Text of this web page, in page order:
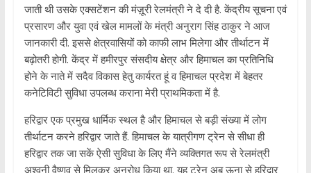
जाती थी उसके एक्सटेंशन की मंज़ूरी रेलमंत्री ने दे दी है. केंद्रीय सूचना एवं
प्रसारण और युवा एवं खेल मामलों के मंत्री अनुराग सिंह ठाकुर ने आज
जानकारी दी. इससे क्षेत्रवासियों को काफी लाभ मिलेगा और तीर्थाटन में
बढ़ोतरी होगी. केंद्र में हमीरपुर संसदीय क्षेत्र और हिमाचल का प्रतिनिधि
होने के नाते में सदैव विकास हेतु कार्यरत हूं व हिमाचल प्रदेश में बेहतर
कनेटिविटी सुविधा उपलब्ध कराना मेरी प्राथमिकता में है.
हरिद्वार एक प्रमुख धार्मिक स्थल है और हिमाचल से बड़ी संख्या में लोग
तीर्थाटन करने हरिद्वार जाते हैं. हिमाचल के यात्रीगण ट्रेन से सीधा ही
हरिद्वार तक जा सकें ऐसी सुविधा के लिए मैंने व्यक्तिगत रूप से रेलमंत्री
अश्वनी वैष्णव से मिलकर अनुरोध किया था. यह ट्रेन अब ऊना से हरिद्वार